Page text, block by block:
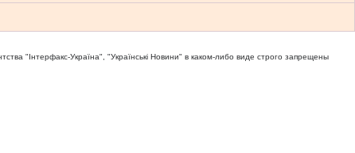
"Iнтерфакс-Україна", "Українськi Новини" в каком-либо виде строго запрещены